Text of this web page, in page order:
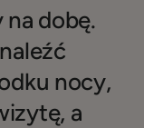
dobę.
nocy,
a